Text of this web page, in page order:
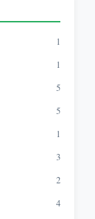
1
1
5
5
1
3
2
4